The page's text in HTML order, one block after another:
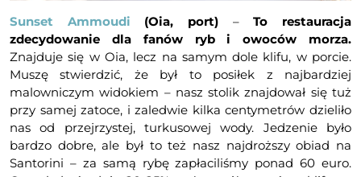
Sunset Ammoudi (Oia, port) –To restauracja
zdecydowanie dla fanów ryb i owoców morza.
Znajduje się w Oia, lecz na samym dole klifu, w porcie.
Muszę stwierdzić, że był to posiłek z najbardziej
malowniczym widokiem – nasz stolik znajdował się tuż
przy samej zatoce, i zaledwie kilka centymetrów dzieliło
nas od przejrzystej, turkusowej wody. Jedzenie było
bardzo dobre, ale był to też nasz najdroższy obiad na
Santorini – za samą rybę zapłaciliśmy ponad 60 euro.